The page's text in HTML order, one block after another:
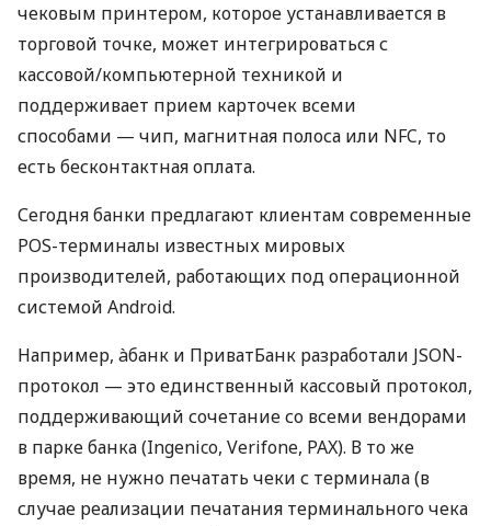
чековым принтером, которое устанавливается в
торговой точке, может интегрироваться с
кассовой/компьютерной техникой и
поддерживает прием карточек всеми
способами — чип, магнитная полоса или NFC, то
есть бесконтактная оплата.
Сегодня банки предлагают клиентам современные
POS-терминалы известных мировых
производителей, работающих под операционной
системой Android.
Например, àбанк и ПриватБанк разработали JSON-
протокол — это единственный кассовый протокол,
поддерживающий сочетание со всеми вендорами
в парке банка (Ingenico, Verifone, PAX). В то же
время, не нужно печатать чеки с терминала (в
случае реализации печатания терминального чека